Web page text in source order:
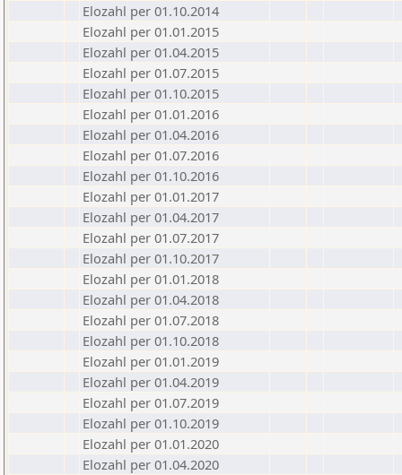
Elozahl per 01.10.2014
Elozahl per 01.01.2015
Elozahl per 01.04.2015
Elozahl per 01.07.2015
Elozahl per 01.10.2015
Elozahl per 01.01.2016
Elozahl per 01.04.2016
Elozahl per 01.07.2016
Elozahl per 01.10.2016
Elozahl per 01.01.2017
Elozahl per 01.04.2017
Elozahl per 01.07.2017
Elozahl per 01.10.2017
Elozahl per 01.01.2018
Elozahl per 01.04.2018
Elozahl per 01.07.2018
Elozahl per 01.10.2018
Elozahl per 01.01.2019
Elozahl per 01.04.2019
Elozahl per 01.07.2019
Elozahl per 01.10.2019
Elozahl per 01.01.2020
Elozahl per 01.04.2020